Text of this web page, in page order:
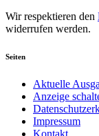
Wir respektieren den
widerrufen werden.
Seiten
Aktuelle
Anzeige
Impressum
Kontakt